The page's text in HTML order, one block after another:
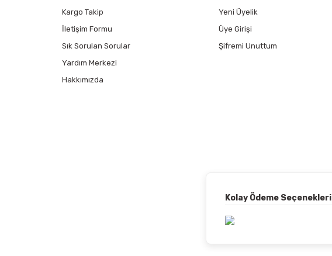
Kargo Takip
İletişim Formu
Sık Sorulan Sorular
Yardım Merkezi
Hakkımızda
Yeni Üyelik
Üye Girişi
Şifremi Unuttum
Kolay Ödeme Seçenekleri